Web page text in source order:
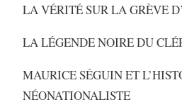
LA VÉRITÉ SUR LA GRÈVE
LA LÉGENDE NOIRE DU
MAURICE SÉGUIN ET
NÉONATIONALISTE